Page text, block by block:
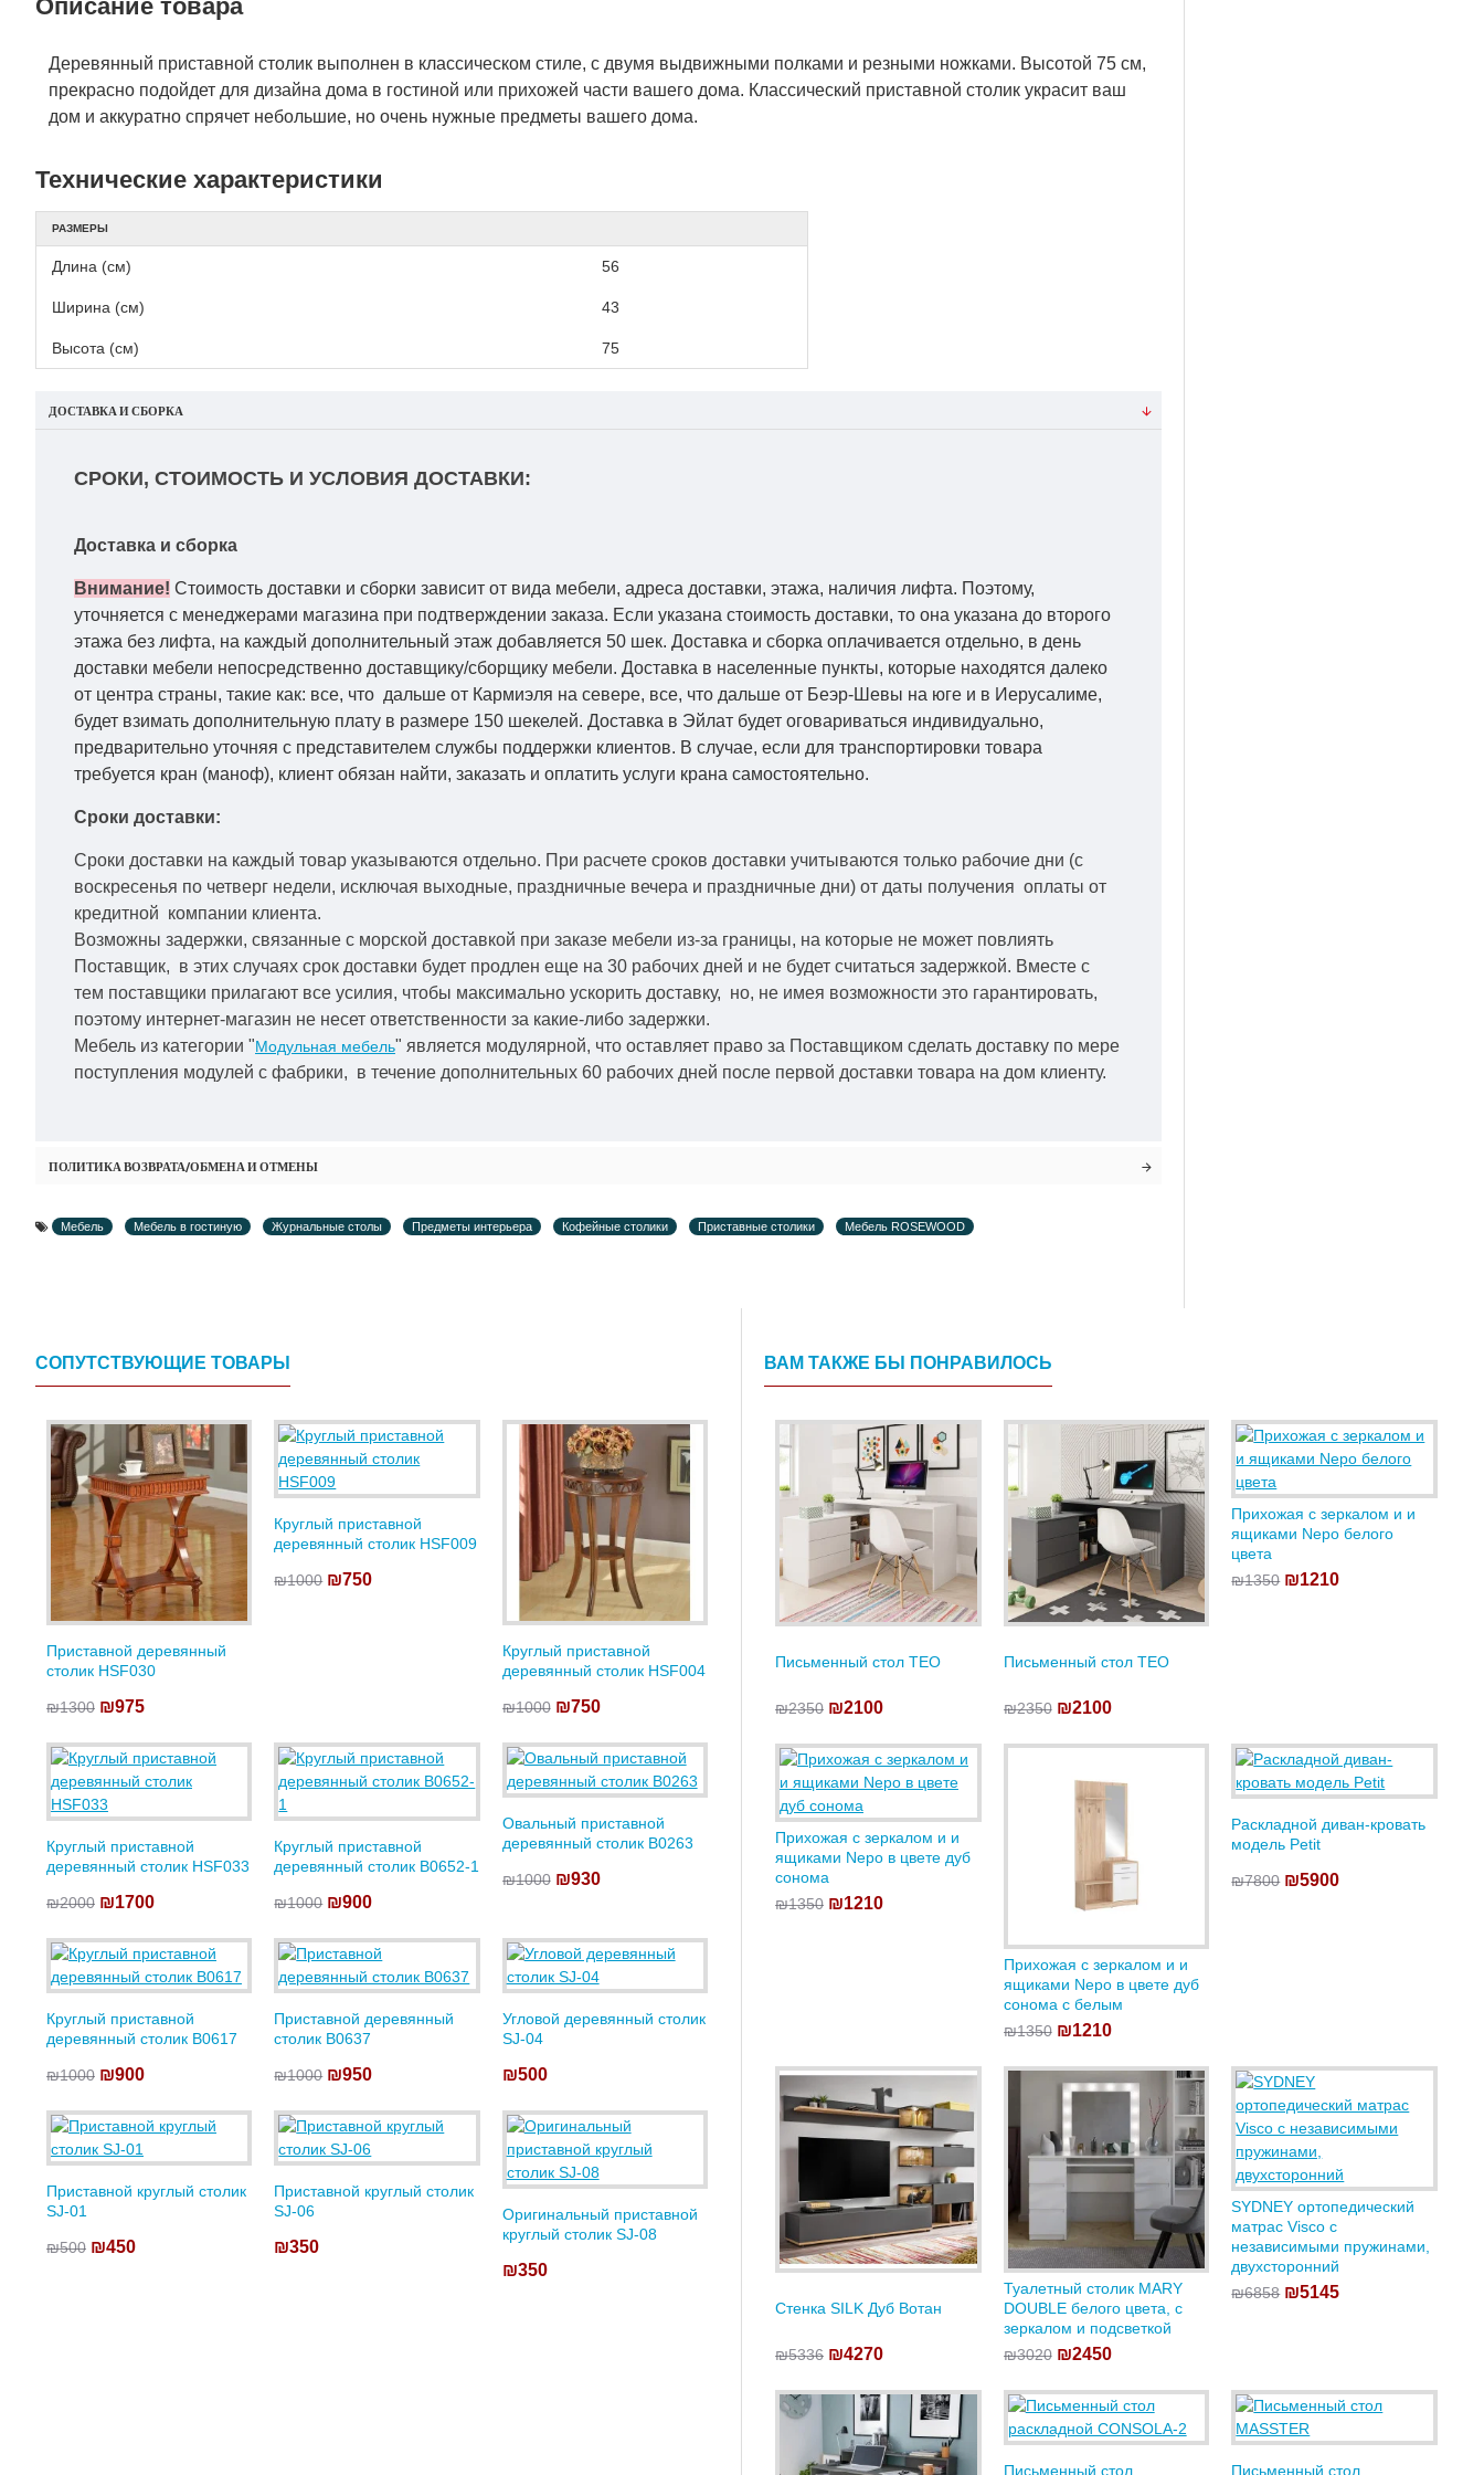
Описание товара
Деревянный приставной столик выполнен в классическом стиле, с двумя выдвижными полками и резными ножками. Высотой 75 см,
прекрасно подойдет для дизайна дома в гостиной или прихожей части вашего дома. Классический приставной столик украсит ваш
дом и аккуратно спрячет небольшие, но очень нужные предметы вашего дома.
Технические характеристики
РАЗМЕРЫ
Длина (см) 56
Ширина (см) 43
Высота (см) 75
ДОСТАВКА И СБОРКА
СРОКИ, СТОИМОСТЬ И УСЛОВИЯ ДОСТАВКИ:
Доставка и сборка
Внимание! Стоимость доставки и сборки зависит от вида мебели, адреса доставки, этажа, наличия лифта. Поэтому,
уточняется с менеджерами магазина при подтверждении заказа. Если указана стоимость доставки, то она указана до второго
этажа без лифта, на каждый дополнительный этаж добавляется 50 шек. Доставка и сборка оплачивается отдельно, в день
доставки мебели непосредственно доставщику/сборщику мебели. Доставка в населенные пункты, которые находятся далеко
от центра страны, такие как: все, что дальше от Кармиэля на севере, все, что дальше от Беэр-Шевы на юге и в Иерусалиме,
будет взимать дополнительную плату в размере 150 шекелей. Доставка в Эйлат будет оговариваться индивидуально,
предварительно уточняя с представителем службы поддержки клиентов. В случае, если для транспортировки товара
требуется кран (маноф), клиент обязан найти, заказать и оплатить услуги крана самостоятельно.
Сроки доставки:
Сроки доставки на каждый товар указываются отдельно. При расчете сроков доставки учитываются только рабочие дни (с
воскресенья по четверг недели, исключая выходные, праздничные вечера и праздничные дни) от даты получения оплаты от
кредитной компании клиента.
Возможны задержки, связанные с морской доставкой при заказе мебели из-за границы, на которые не может повлиять
Поставщик, в этих случаях срок доставки будет продлен еще на 30 рабочих дней и не будет считаться задержкой. Вместе с
тем поставщики прилагают все усилия, чтобы максимально ускорить доставку, но, не имея возможности это гарантировать,
поэтому интернет-магазин не несет ответственности за какие-либо задержки.
Мебель из категории "Модульная мебель" является модулярной, что оставляет право за Поставщиком сделать доставку по мере
поступления модулей с фабрики, в течение дополнительных 60 рабочих дней после первой доставки товара на дом клиенту.
ПОЛИТИКА ВОЗВРАТА/ОБМЕНА И ОТМЕНЫ
Мебель Мебель в гостиную Журнальные столы Предметы интерьера Кофейные столики Приставные столики Мебель ROSEWOOD
СОПУТСТВУЮЩИЕ ТОВАРЫ
Приставной деревянный
столик HSF030
₪1300 ₪975
Круглый приставной
деревянный столик HSF009
₪1000 ₪750
Круглый приставной
деревянный столик HSF004
₪1000 ₪750
Круглый приставной
деревянный столик HSF033
₪2000 ₪1700
Круглый приставной
деревянный столик B0652-1
₪1000 ₪900
Овальный приставной
деревянный столик B0263
₪1000 ₪930
Круглый приставной
деревянный столик B0617
₪1000 ₪900
Приставной деревянный
столик B0637
₪1000 ₪950
Угловой деревянный столик
SJ-04
₪500
Приставной круглый столик
SJ-01
₪500 ₪450
Приставной круглый столик
SJ-06
₪350
Оригинальный приставной
круглый столик SJ-08
₪350
ВАМ ТАКЖЕ БЫ ПОНРАВИЛОСЬ
Письменный стол TEO
₪2350 ₪2100
Письменный стол TEO
₪2350 ₪2100
Прихожая с зеркалом и и
ящиками Nepo белого
цвета
₪1350 ₪1210
Прихожая с зеркалом и и
ящиками Nepo в цвете дуб
сонома
₪1350 ₪1210
Прихожая с зеркалом и и
ящиками Nepo в цвете дуб
сонома с белым
₪1350 ₪1210
Раскладной диван-кровать
модель Petit
₪7800 ₪5900
Стенка SILK Дуб Вотан
₪5336 ₪4270
Туалетный столик MARY
DOUBLE белого цвета, с
зеркалом и подсветкой
₪3020 ₪2450
SYDNEY ортопедический
матрас Visco с
независимыми пружинами,
двухсторонний
₪6858 ₪5145
Письменный стол Письменный стол